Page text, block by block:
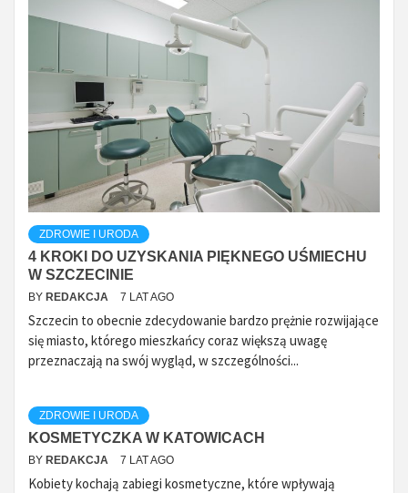
ZDROWIE I URODA
4 KROKI DO UZYSKANIA PIĘKNEGO UŚMIECHU
W SZCZECINIE
BY REDAKCJA 7 LAT AGO
Szczecin to obecnie zdecydowanie bardzo prężnie rozwijające
się miasto, którego mieszkańcy coraz większą uwagę
przeznaczają na swój wygląd, w szczególności...
ZDROWIE I URODA
KOSMETYCZKA W KATOWICACH
BY REDAKCJA 7 LAT AGO
Kobiety kochają zabiegi kosmetyczne, które wpływają